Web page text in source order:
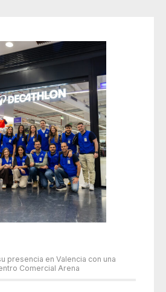
presencia en Valencia con una
Comercial Arena